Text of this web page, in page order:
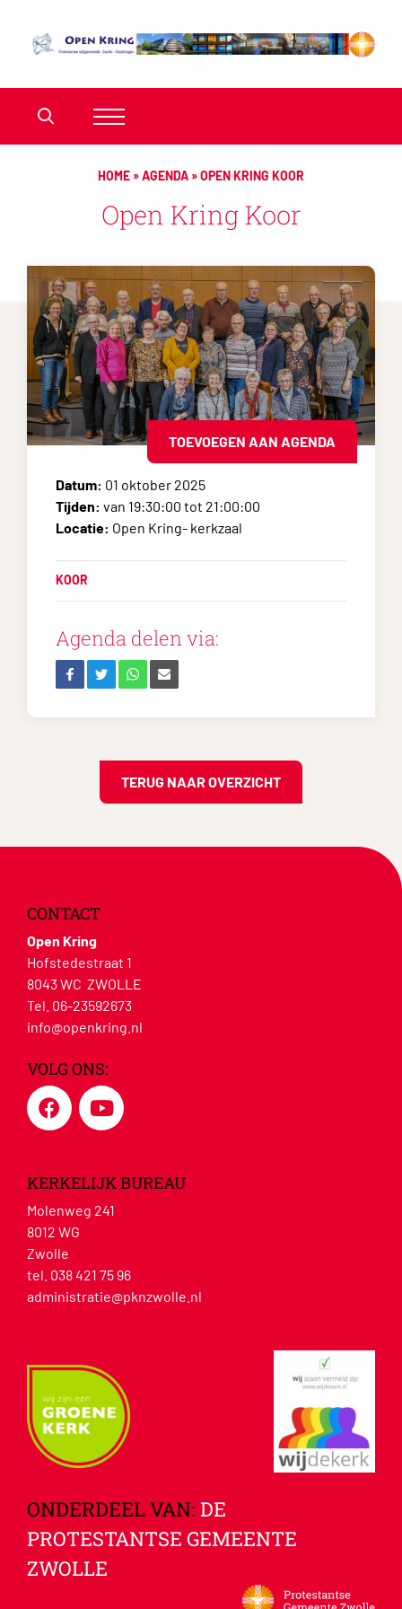
HOME »AGENDA »OPEN KRING KOOR
Open Kring Koor
TOEVOEGEN AAN AGENDA
Datum: 01 oktober 2025
Tijden: van 19:30:00 tot 21:00:00
Locatie: Open Kring- kerkzaal
KOOR
Agenda delen via:
TERUG NAAR OVERZICHT
CONTACT
Open Kring
Hofstedestraat 1
8043 WC ZWOLLE
Tel. 06-23592673
info@openkring.nl
VOLG ONS:
KERKELIJK BUREAU
Molenweg 241
8012 WG
Zwolle
tel. 038 421 75 96
administratie@pknzwolle.nl
ONDERDEEL VAN: DE
PROTESTANTSE GEMEENTE
ZWOLLE